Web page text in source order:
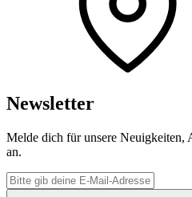
Newsletter
Melde dich für unsere Neuigkeiten,
an.